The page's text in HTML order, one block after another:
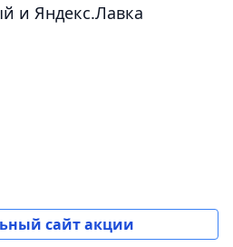
и Яндекс.Лавка
сайт акции